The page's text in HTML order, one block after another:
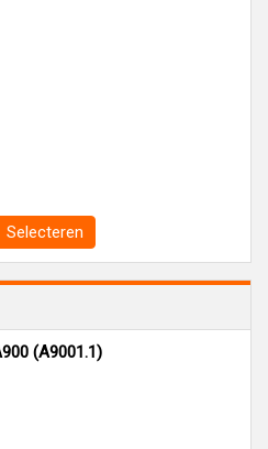
Selecteren
(A9001.1)